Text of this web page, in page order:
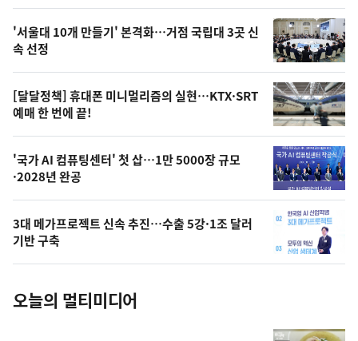
오
늘
의
영
상
오
늘
의
사
진
스
'서울대 10개 만들기' 본격화…거점 국립대 3곳 신
속 선정
[달달정책] 휴대폰 미니멀리즘의 실현…KTX·SRT
예매 한 번에 끝!
'국가 AI 컴퓨팅센터' 첫 삽…1만 5000장 규모
·2028년 완공
3대 메가프로젝트 신속 추진…수출 5강·1조 달러
기반 구축
오늘의 멀티미디어